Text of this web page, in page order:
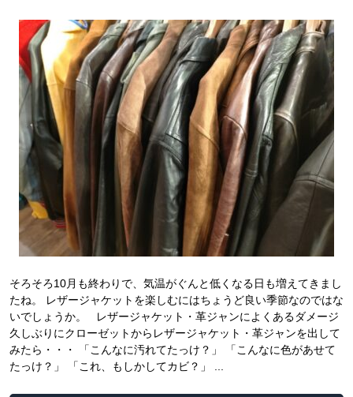
そろそろ10月も終わりで、気温がぐんと低くなる日も増えてきまし
たね。 レザージャケットを楽しむにはちょうど良い季節なのではな
いでしょうか。 レザージャケット・革ジャンによくあるダメージ
久しぶりにクローゼットからレザージャケット・革ジャンを出して
みたら・・・ 「こんなに汚れてたっけ？」 「こんなに色があせて
たっけ？」 「これ、もしかしてカビ？」 ...